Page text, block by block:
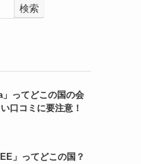
検索
」ってどこの国の会
口コミに要注意！
」ってどこの国？